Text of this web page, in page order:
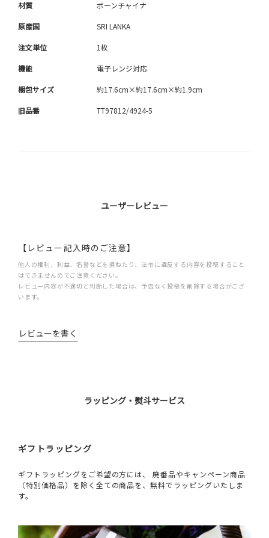
材質 ボーンチャイナ
原産国 SRI LANKA
注文単位 1枚
機能 電子レンジ対応
梱包サイズ 約17.6cm×約17.6cm×約1.9cm
旧品番 TT97812/4924-5
ユーザーレビュー
【レビュー記入時のご注意】
他人の権利、利益、名誉などを損ねたり、法令に違反する内容を投稿すること
はできませんのでご注意ください。
レビュー内容が不適切と判断した場合は、予告なく投稿を削除する場合がござ
います。
レビューを書く
ラッピング・熨斗サービス
ギフトラッピング
ギフトラッピングをご希望の方には、 廃番品やキャンペーン商品
（特別価格品）を除く全ての商品を、無料でラッピングいたしま
す。